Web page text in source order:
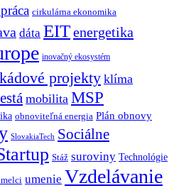
cirkulárna ekonomika
dáta EITenergetika
inovačný ekosystém
projekty klíma
mobilita MSP
obnoviteľná energia Plán obnovy
SlovakiaTech Sociálne
Stáž suroviny Technológie
umenie Vzdelávanie